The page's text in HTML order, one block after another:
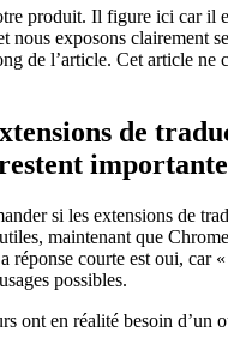
produit. Il figure ici car il
nous exposons clairement
de l’article. Cet article ne
de
si les extensions de
maintenant que
réponse courte est oui, car
possibles.
ont en réalité besoin d’un